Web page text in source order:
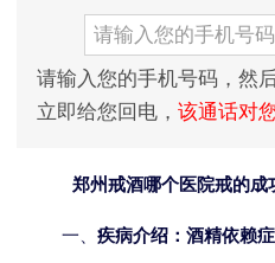
请输入您的手机号码，然
立即给您回电， 该通话对
郑州戒酒哪个医院戒的
一、疾病介绍：酒精依赖症